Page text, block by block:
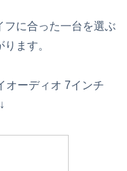
フに合った一台を選ぶ
ます。
オーディオ 7インチ